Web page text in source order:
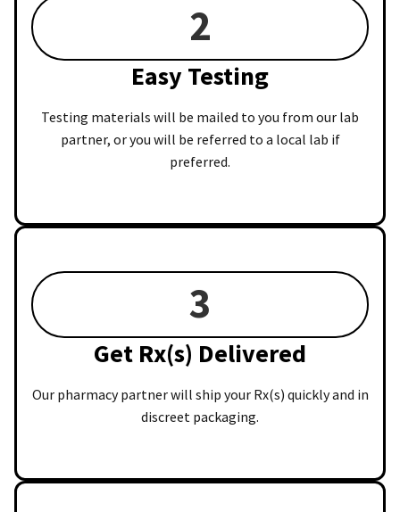
2
Easy Testing
Testing materials will be mailed to you from our lab
partner, or you will be referred to a local lab if
preferred.
3
Get Rx(s) Delivered
Our pharmacy partner will ship your Rx(s) quickly and in
discreet packaging.